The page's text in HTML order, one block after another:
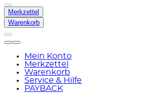
Merkzettel
Warenkorb
Mein Konto
Merkzettel
Warenkorb
Service & Hilfe
PAYBACK